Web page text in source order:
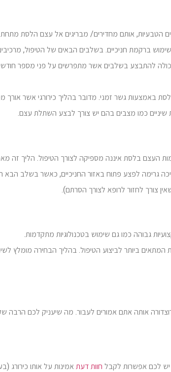
הטבעיות, אותם מחדירים/ מבריגים אל עצם הלסת מתחת
ברקמת חניכיים. בשלבים הבאים של הטיפול,
להתבצע בשלבים אשר מתפרשים על פני מספר
שיניים כמו מצבים בהם יש צורך לבצע השתלת עצם.
בלסת איננה מספיקה לצורך הטיפול. הליך זה
גרימה לפצע פתוח באזור החניכיים, כאשר בשלב הבא
צורך לחזור לרופא לצורך הסרתם).
גבוהה כמו גם שימוש בטכנולוגיות מתקדמות.
ביותר לביצוע הטיפול. בהליך הבחירה מומלץ
אותה אתם אמורים לעבור. מה שיעניק לכם הרבה
יש לכם אפשרות לקבל חוות דעת אמינות על אותו כירורג